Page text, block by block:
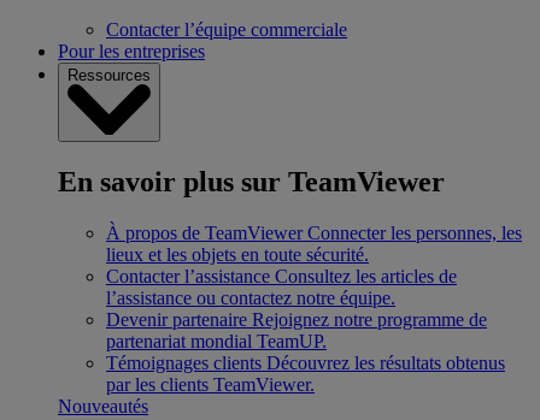
Contacter l’équipe commerciale
Pour les entreprises
Ressources
En savoir plus sur TeamViewer
À propos de TeamViewer Connecter les personnes, les
lieux et les objets en toute sécurité.
Contacter l’assistance Consultez les articles de
l’assistance ou contactez notre équipe.
Devenir partenaire Rejoignez notre programme de
partenariat mondial TeamUP.
Témoignages clients Découvrez les résultats obtenus
par les clients TeamViewer.
Nouveautés